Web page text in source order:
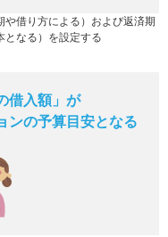
借り方による）および返済期
となる）を設定する
借入額」が
ンの予算目安となる